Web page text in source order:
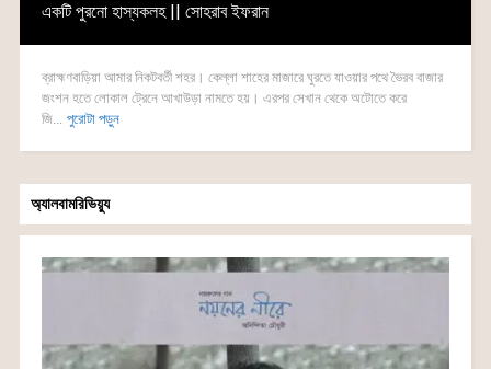
একটি পুরনো হাস্যকলহ || সোহরাব ইফরান
ব্রাহ্মণবাড়িয়া আমার নিকটবর্তী শহর। কেল্লা শাহের মাজারে ঘুরতে যাওয়ার পথে ভৈরব বাজার
জংশন হতে লোকাল ট্রেনে আখাউড়া নামতে হয়। এরপর সেখান থেকে অটোতে করে
জি... পুরোটা পড়ুন
অ্যালবামরিভিয়্যু